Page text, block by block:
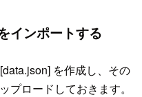
インポートする
を作成し、その
プロードしておきます。